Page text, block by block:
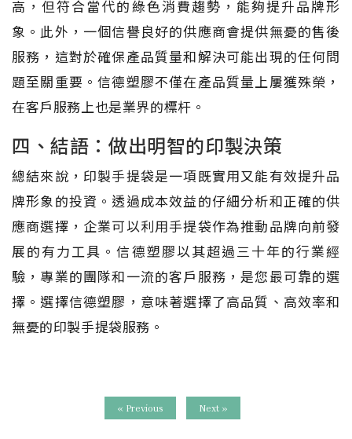
高，但符合當代的綠色消費趨勢，能夠提升品牌形
象。此外，一個信譽良好的供應商會提供無憂的售後
服務，這對於確保產品質量和解決可能出現的任何問
題至關重要。信德塑膠不僅在產品質量上屢獲殊榮，
在客戶服務上也是業界的標杆。
四、結語：做出明智的印製決策
總結來說，印製手提袋是一項既實用又能有效提升品
牌形象的投資。透過成本效益的仔細分析和正確的供
應商選擇，企業可以利用手提袋作為推動品牌向前發
展的有力工具。信德塑膠以其超過三十年的行業經
驗，專業的團隊和一流的客戶服務，是您最可靠的選
擇。選擇信德塑膠，意味著選擇了高品質、高效率和
無憂的印製手提袋服務。
« Previous Next »